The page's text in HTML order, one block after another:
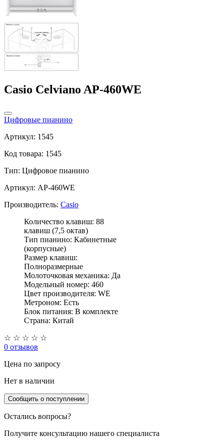
Casio Celviano AP-460WE
Цифровые пианино
Артикул: 1545
Код товара: 1545
Тип: Цифровое пианино
Артикул: AP-460WE
Производитель: Casio
Количество клавиш: 88
клавиш (7,5 октав)
Тип пианино: Кабинетные
(корпусные)
Размер клавиш:
Полноразмерные
Молоточковая механика: Да
Модельный номер: 460
Цвет производителя: WE
Метроном: Есть
Блок питания: В комплекте
Страна: Китай
☆ ☆ ☆ ☆ ☆
0 отзывов
Цена по запросу
Нет в наличии
Сообщить о поступлении
Остались вопросы?
Получите консультацию нашего специалиста